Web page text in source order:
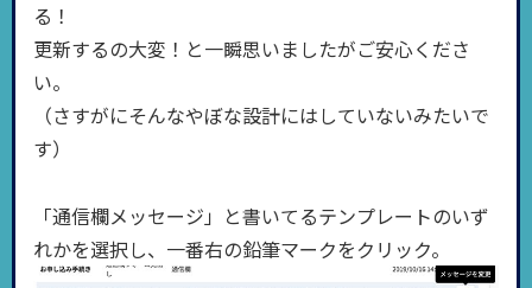
る！
更新するの大変！と一瞬思いましたがご安心くださ
い。
（さすがにそんなやぼな設計にはしていないみたいで
す）
「通信欄メッセージ」と書いてるテンプレートのいず
れかを選択し、一番右の鉛筆マークをクリック。